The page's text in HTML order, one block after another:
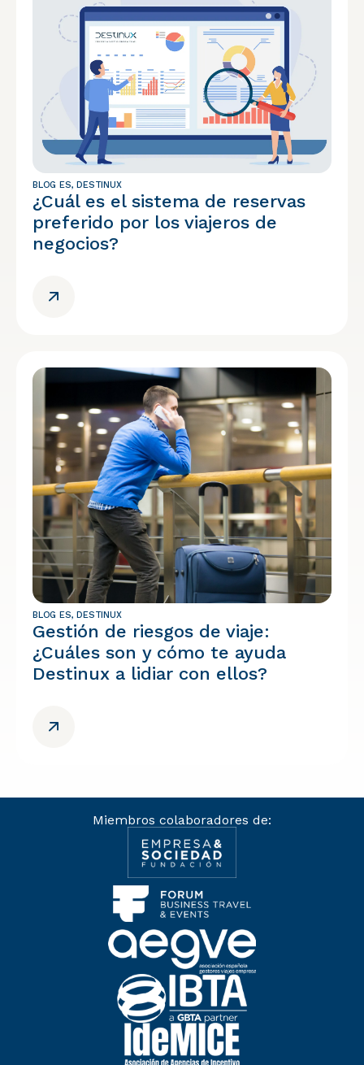
BLOG ES,DESTINUX
¿Cuál es el sistema de reservas
preferido por los viajeros de
negocios?
BLOG ES,DESTINUX
Gestión de riesgos de viaje:
¿Cuáles son y cómo te ayuda
Destinux a lidiar con ellos?
Miembros colaboradores de: